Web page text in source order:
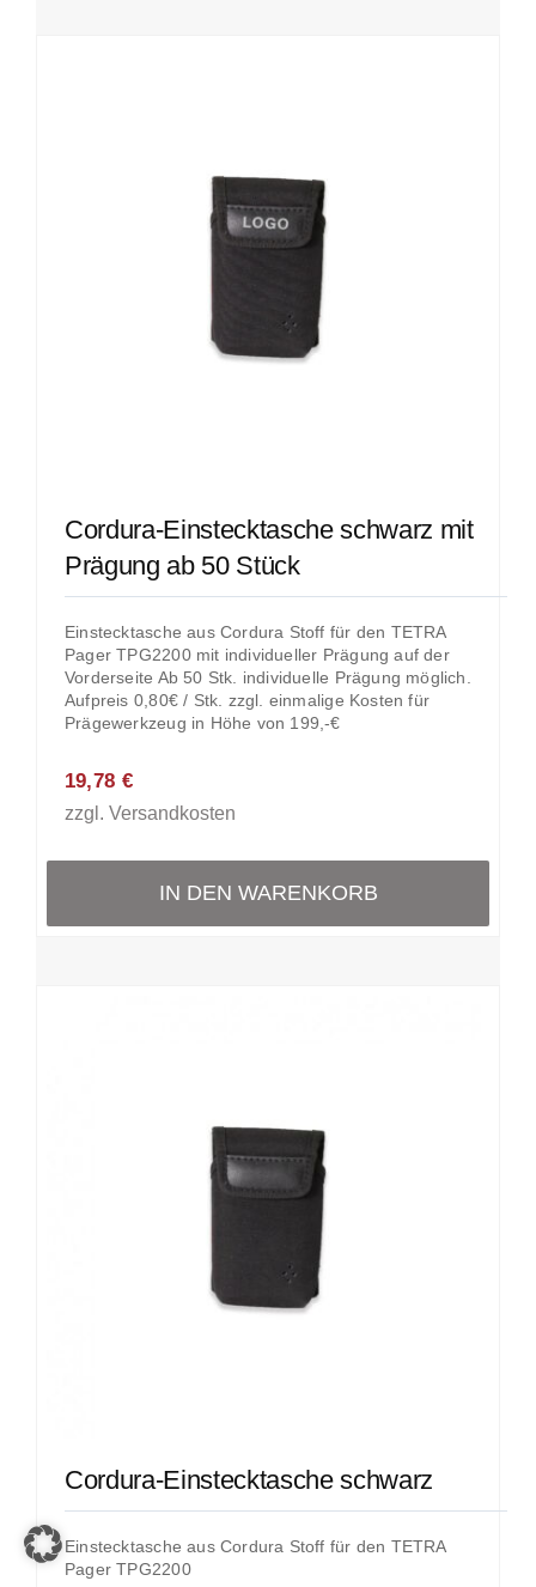
Cordura-Einstecktasche schwarz mit
Prägung ab 50 Stück
Einstecktasche aus Cordura Stoff für den TETRA
Pager TPG2200 mit individueller Prägung auf der
Vorderseite Ab 50 Stk. individuelle Prägung möglich.
Aufpreis 0,80€ / Stk. zzgl. einmalige Kosten für
Prägewerkzeug in Höhe von 199,-€
19,78 €
zzgl. Versandkosten
IN DEN WARENKORB
Cordura-Einstecktasche schwarz
Einstecktasche aus Cordura Stoff für den TETRA
Pager TPG2200